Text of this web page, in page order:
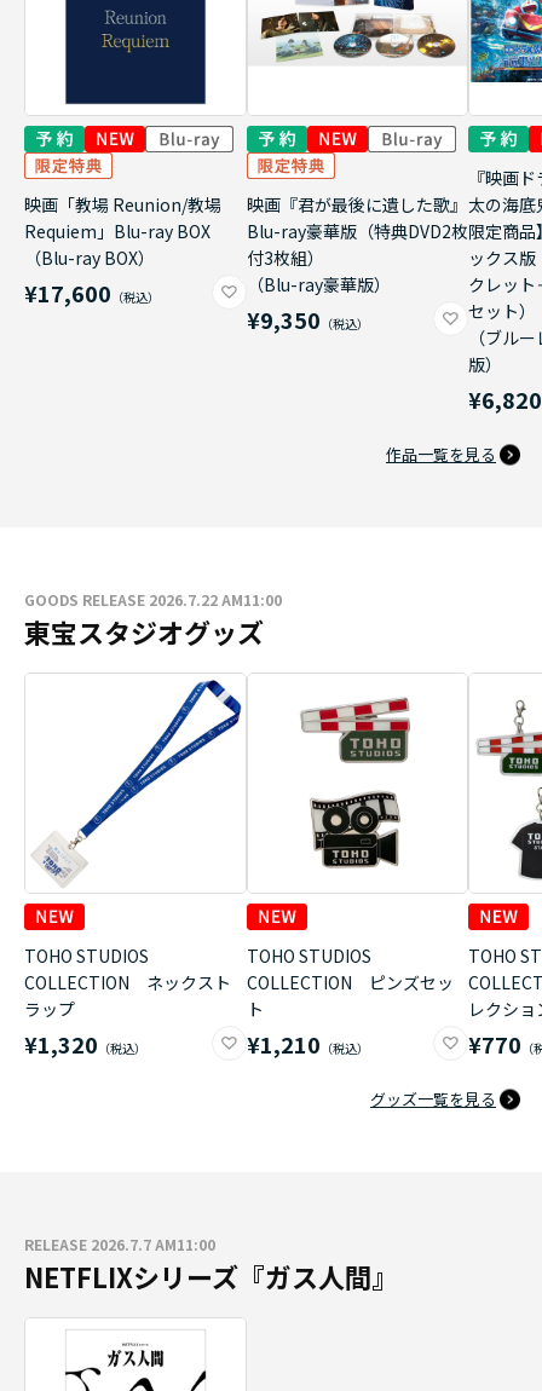
映画「教場 Reunion/教場
Requiem」Blu-ray BOX
（Blu-ray BOX）
¥17,600
映画『君が最後に遺した歌』
Blu-ray豪華版（特典DVD2枚
付3枚組）
（Blu-ray豪華版）
¥9,350
『映画
太の海底
限定商品
ックス
クレッ
セット）
（ブル
版）
¥6,820
作品一覧を見る
GOODS RELEASE 2026.7.22 AM11:00
東宝スタジオグッズ
TOHO STUDIOS
COLLECTION ネックスト
ラップ
¥1,320
TOHO STUDIOS
COLLECTION ピンズセッ
ト
¥1,210
TOHO
レクシ
¥770
グッズ一覧を見る
RELEASE 2026.7.7 AM11:00
NETFLIXシリーズ『ガス人間』